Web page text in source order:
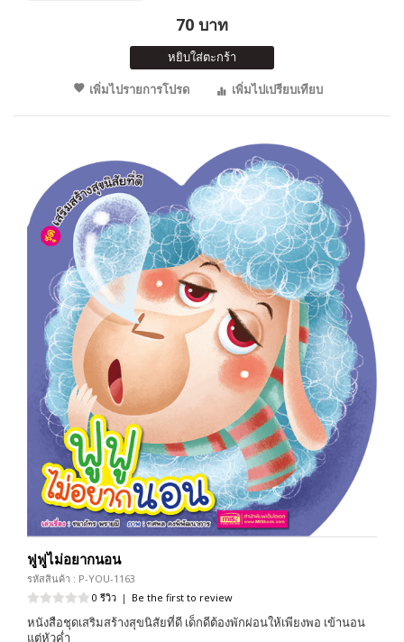
70 บาท
หยิบใส่ตะกร้า
เพิ่มไปรายการโปรด
เพิ่มไปเปรียบเทียบ
ฟูฟูไม่อยากนอน
รหัสสินค้า : P-YOU-1163
0 รีวิว | Be the first to review
หนังสือชุดเสริมสร้างสุขนิสัยที่ดี เด็กดีต้องพักผ่อนให้เพียงพอ เข้านอน
แต่หัวค่ำ